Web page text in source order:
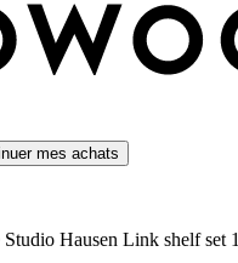
mes achats
Studio Hausen Link shelf set 1